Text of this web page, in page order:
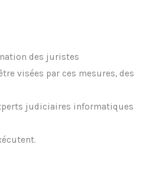
des juristes
visées par ces mesures, des
judiciaires informatiques